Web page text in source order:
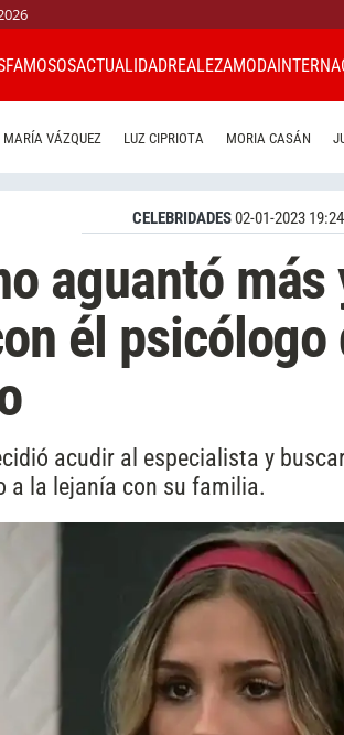
FAMOSOSACTUALIDADREALEZAMODA
MARÍA VÁZQUEZ LUZ CIPRIOTA MORIA CASÁN
CELEBRIDADES02-01-2023 19:24
aguantó más
él psicólogo
acudir al especialista y
a la lejanía con su familia.